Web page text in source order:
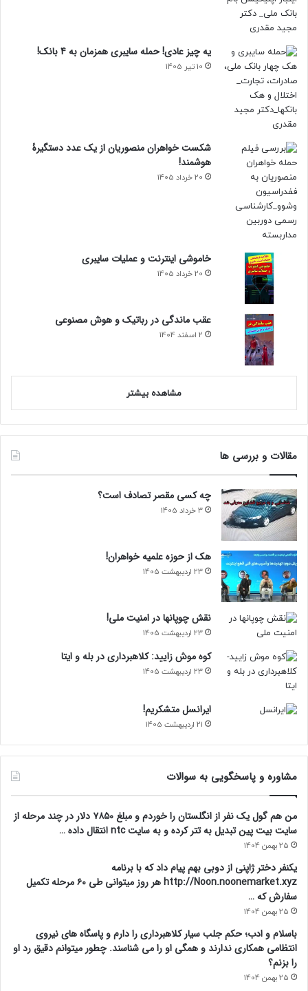
یه چیز عادی! حمله سایبری همزمان به 4 بانک!
10 تیر 1405
شکست خواهران منصوریان از یک عدد دستگیرۀ
هوشمند!
20 خرداد 1405
خاموشی اینترنت و عملیات سایبری
20 خرداد 1405
عقب ماندگی در رباتیک و هوش مصنوعی
2 اسفند 1404
مشاهده بیشتر
مقالات و بررسی ها
چه کسی مقصر تصادف است؟
3 خرداد 1405
هک از حوزه علمیه خواهران!
23 اردیبهشت 1405
نقش چوپانها در امنیت ملی!
23 اردیبهشت 1405
کوه موش زایید: کلاهبرداری در بله و ایتا
23 اردیبهشت 1405
ایرانسل متشکریم!
21 اردیبهشت 1405
مشاوره و پاسخگویی به سوالات
من هم گول یک نفر از انگلستان را خوردم و مبلغ ۷۸۵۰ دلار در چند مرحله از
سایت بیت پین تبدیل به تتر کرده و به سایت ntc انتقال داده …
25 بهمن 1404
یکنفر دختر ژاپنی از دوبی بهم پیام داد که با برنامه
http://Noon.noonemarket.xyz هر روز میتوانی طی ۶۰ مرحله تکمیل
سفارش که …
25 بهمن 1404
باسلام و ادب؛ حکم جلب سیار کلاهبرداری را دارم و پاسگاه های نیروی
انتظامی همکاری ندارند و همگی او را می شناسند. چطور میتوانم دقیق رد او
را بزنم؟
25 بهمن 1404